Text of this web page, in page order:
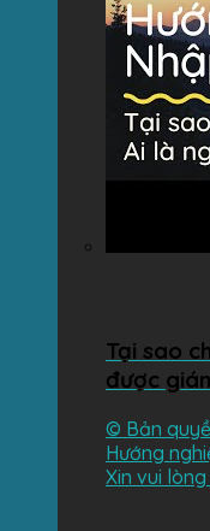
Tại sao
được
©️ Bản
Hướng
Xin vui